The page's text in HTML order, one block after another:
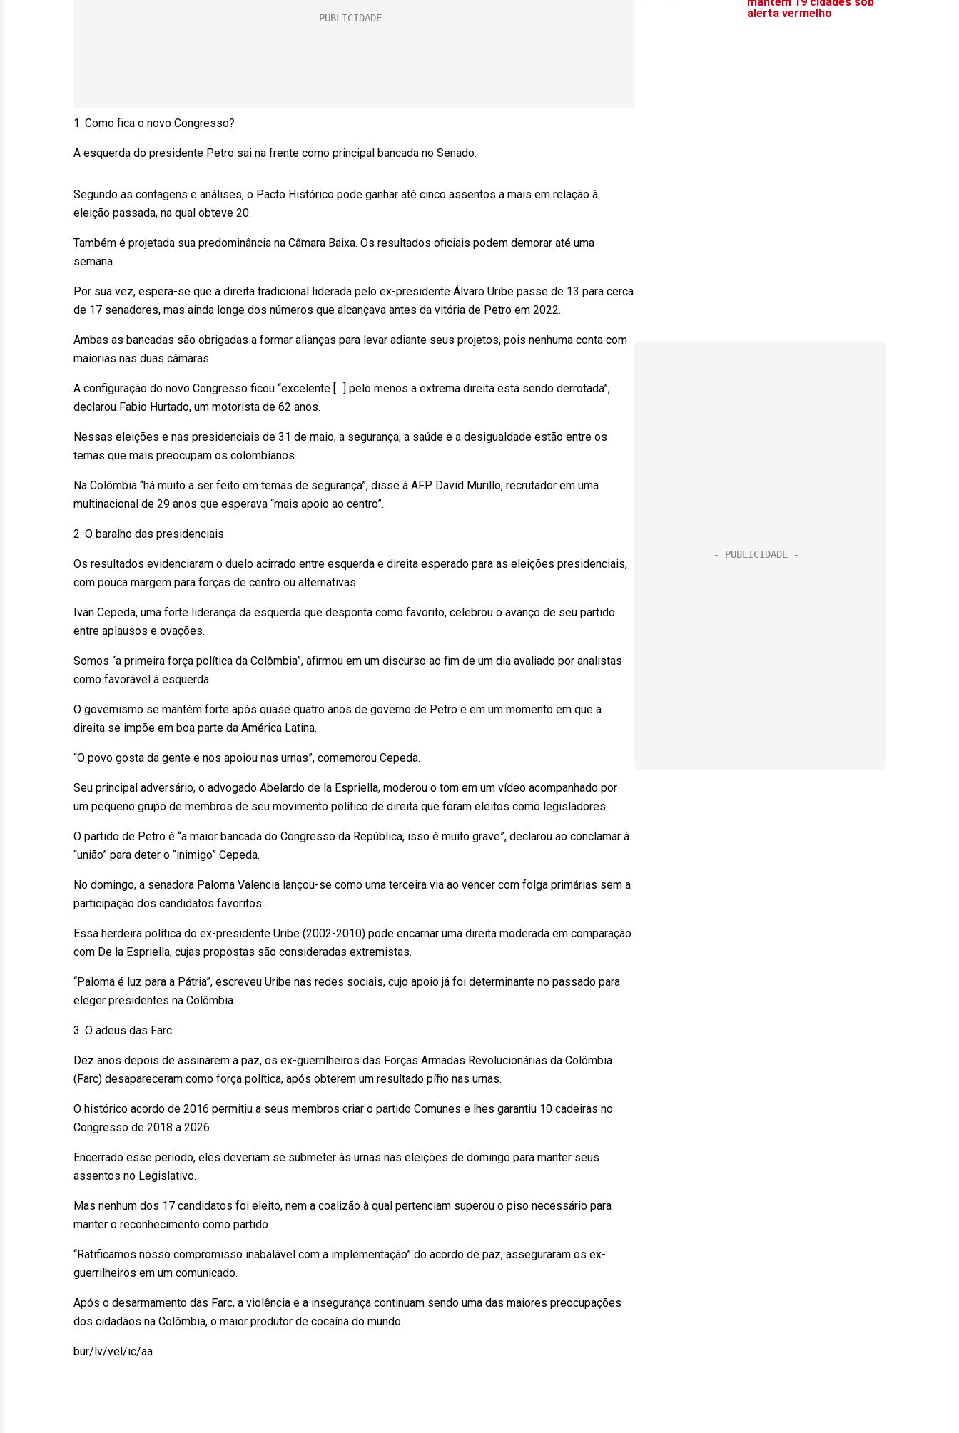
1. Como fica o novo Congresso?
A esquerda do presidente Petro sai na frente como principal bancada no Senado.
Segundo as contagens e análises, o Pacto Histórico pode ganhar até cinco assentos a mais em relação à
eleição passada, na qual obteve 20.
Também é projetada sua predominância na Câmara Baixa. Os resultados oficiais podem demorar até uma
semana.
Por sua vez, espera-se que a direita tradicional liderada pelo ex-presidente Álvaro Uribe passe de 13 para cerca
de 17 senadores, mas ainda longe dos números que alcançava antes da vitória de Petro em 2022.
Ambas as bancadas são obrigadas a formar alianças para levar adiante seus projetos, pois nenhuma conta com
maiorias nas duas câmaras.
A configuração do novo Congresso ficou “excelente […] pelo menos a extrema direita está sendo derrotada”,
declarou Fabio Hurtado, um motorista de 62 anos.
Nessas eleições e nas presidenciais de 31 de maio, a segurança, a saúde e a desigualdade estão entre os
temas que mais preocupam os colombianos.
Na Colômbia “há muito a ser feito em temas de segurança”, disse à AFP David Murillo, recrutador em uma
multinacional de 29 anos que esperava “mais apoio ao centro”.
2. O baralho das presidenciais
Os resultados evidenciaram o duelo acirrado entre esquerda e direita esperado para as eleições presidenciais,
com pouca margem para forças de centro ou alternativas.
Iván Cepeda, uma forte liderança da esquerda que desponta como favorito, celebrou o avanço de seu partido
entre aplausos e ovações.
Somos “a primeira força política da Colômbia”, afirmou em um discurso ao fim de um dia avaliado por analistas
como favorável à esquerda.
O governismo se mantém forte após quase quatro anos de governo de Petro e em um momento em que a
direita se impõe em boa parte da América Latina.
“O povo gosta da gente e nos apoiou nas urnas”, comemorou Cepeda.
Seu principal adversário, o advogado Abelardo de la Espriella, moderou o tom em um vídeo acompanhado por
um pequeno grupo de membros de seu movimento político de direita que foram eleitos como legisladores.
O partido de Petro é “a maior bancada do Congresso da República, isso é muito grave”, declarou ao conclamar à
“união” para deter o “inimigo” Cepeda.
No domingo, a senadora Paloma Valencia lançou-se como uma terceira via ao vencer com folga primárias sem a
participação dos candidatos favoritos.
Essa herdeira política do ex-presidente Uribe (2002-2010) pode encarnar uma direita moderada em comparação
com De la Espriella, cujas propostas são consideradas extremistas.
“Paloma é luz para a Pátria”, escreveu Uribe nas redes sociais, cujo apoio já foi determinante no passado para
eleger presidentes na Colômbia.
3. O adeus das Farc
Dez anos depois de assinarem a paz, os ex-guerrilheiros das Forças Armadas Revolucionárias da Colômbia
(Farc) desapareceram como força política, após obterem um resultado pífio nas urnas.
O histórico acordo de 2016 permitiu a seus membros criar o partido Comunes e lhes garantiu 10 cadeiras no
Congresso de 2018 a 2026.
Encerrado esse período, eles deveriam se submeter às urnas nas eleições de domingo para manter seus
assentos no Legislativo.
Mas nenhum dos 17 candidatos foi eleito, nem a coalizão à qual pertenciam superou o piso necessário para
manter o reconhecimento como partido.
“Ratificamos nosso compromisso inabalável com a implementação” do acordo de paz, asseguraram os ex-
guerrilheiros em um comunicado.
Após o desarmamento das Farc, a violência e a insegurança continuam sendo uma das maiores preocupações
dos cidadãos na Colômbia, o maior produtor de cocaína do mundo.
bur/lv/vel/ic/aa